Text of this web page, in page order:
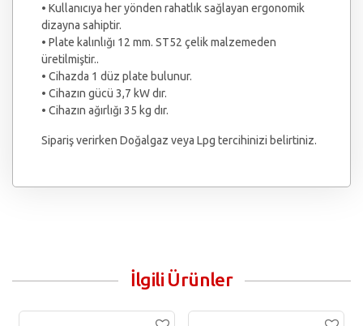
• Kullanıcıya her yönden rahatlık sağlayan ergonomik
dizayna sahiptir.
• Plate kalınlığı 12 mm. ST52 çelik malzemeden
üretilmiştir..
• Cihazda 1 düz plate bulunur.
• Cihazın gücü 3,7 kW dır.
• Cihazın ağırlığı 35 kg dır.
Sipariş verirken Doğalgaz veya Lpg tercihinizi belirtiniz.
İlgili Ürünler